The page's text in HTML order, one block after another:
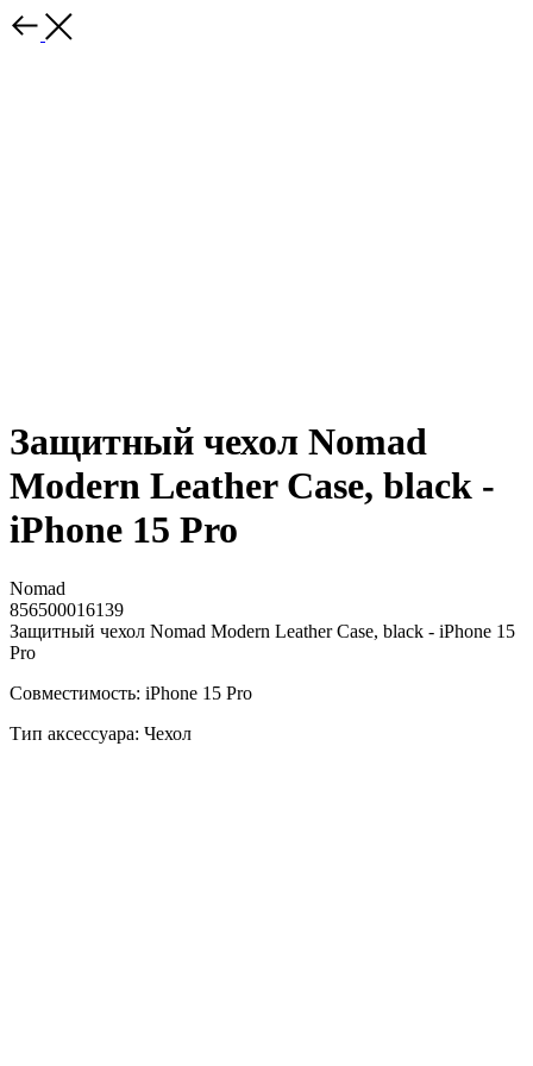
Защитный чехол Nomad
Modern Leather Case, black -
iPhone 15 Pro
Nomad
856500016139
Защитный чехол Nomad Modern Leather Case, black - iPhone 15
Pro
Совместимость: iPhone 15 Pro
Тип аксессуара: Чехол